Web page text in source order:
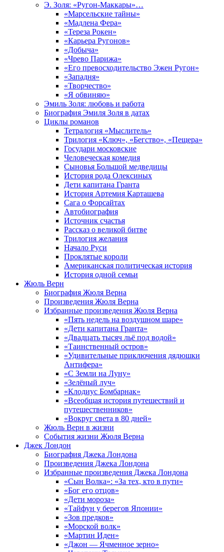
Э. Золя: «Ругон-Маккары»…
«Марсельские тайны»
«Мадлена Фера»
«Тереза Рокен»
«Карьера Ругонов»
«Добыча»
«Чрево Парижа»
«Его превосходительство Эжен Ругон»
«Западня»
«Творчество»
«Я обвиняю»
Эмиль Золя: любовь и работа
Биография Эмиля Золя в датах
Циклы романов
Тетралогия «Мыслитель»
Трилогия «Ключ», «Бегство», «Пещера»
Государи московские
Человеческая комедия
Сыновья Большой медведицы
История рода Олексиных
Дети капитана Гранта
История Артемия Карташева
Сага о Форсайтах
Автобиография
Источник счастья
Рассказ о великой битве
Трилогия желания
Начало Руси
Проклятые короли
Американская политическая история
История одной семьи
Жюль Верн
Биография Жюля Верна
Произведения Жюля Верна
Избранные произведения Жюля Верна
«Пять недель на воздушном шаре»
«Дети капитана Гранта»
«Двадцать тысяч льё под водой»
«Таинственный остров»
«Удивительные приключения дядюшки
Антифера»
«С Земли на Луну»
«Зелёный луч»
«Клодиус Бомбарнак»
«Всеобщая история путешествий и
путешественников»
«Вокруг света в 80 дней»
Жюль Верн в жизни
События жизни Жюля Верна
Джек Лондон
Биография Джека Лондона
Произведения Джека Лондона
Избранные произведения Джека Лондона
«Сын Волка»: «За тех, кто в пути»
«Бог его отцов»
«Дети мороза»
«Тайфун у берегов Японии»
«Зов предков»
«Морской волк»
«Мартин Иден»
«Джон — Ячменное зерно»